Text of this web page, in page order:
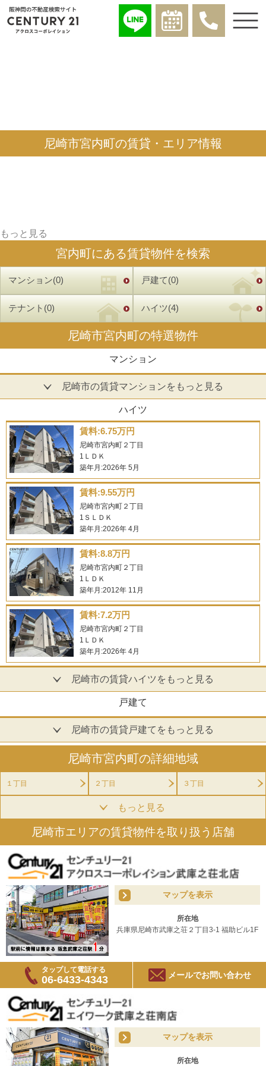
尼崎市宮内町の賃貸・エリア情報
もっと見る
宮内町にある賃貸物件を検索
マンション(0) 戸建て(0)
テナント(0) ハイツ(4)
尼崎市宮内町の特選物件
マンション
尼崎市の賃貸マンションをもっと見る
ハイツ
賃料:6.75万円
尼崎市宮内町２丁目
1ＬＤＫ
築年月:2026年 5月
賃料:9.55万円
尼崎市宮内町２丁目
1ＳＬＤＫ
築年月:2026年 4月
賃料:8.8万円
尼崎市宮内町２丁目
1ＬＤＫ
築年月:2012年 11月
賃料:7.2万円
尼崎市宮内町２丁目
1ＬＤＫ
築年月:2026年 4月
尼崎市の賃貸ハイツをもっと見る
戸建て
尼崎市の賃貸戸建てをもっと見る
尼崎市宮内町の詳細地域
１丁目 ２丁目 ３丁目
もっと見る
尼崎市エリアの賃貸物件を取り扱う店舗
マップを表示
所在地
兵庫県尼崎市武庫之荘２丁目3-1 福助ビル1F
タップして電話する
06-6433-4343 メールでお問い合わせ
マップを表示
所在地